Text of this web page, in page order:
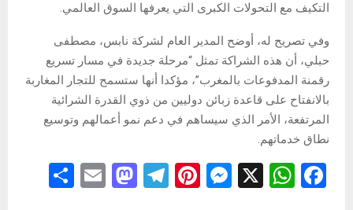
التكيف مع التحولات الكبرى التي يعرفها السوق العالمي.
وفي تصريح له، أوضح المدير العام لشركة نابس، مصطفى
حبلي، أن هذه الشراكة تمثل “مرحلة جديدة في مسار تسريع
رقمنة المدفوعات بالمغرب”، مؤكدا أنها ستسمح للتجار المغاربة
بالانفتاح على قاعدة زبائن دوليين من ذوي القدرة الشرائية
المرتفعة، الأمر الذي سيساهم في دعم نمو أعمالهم وتوسيع
نطاق خدماتهم.
F
W
X
M
Pi
T
M
E